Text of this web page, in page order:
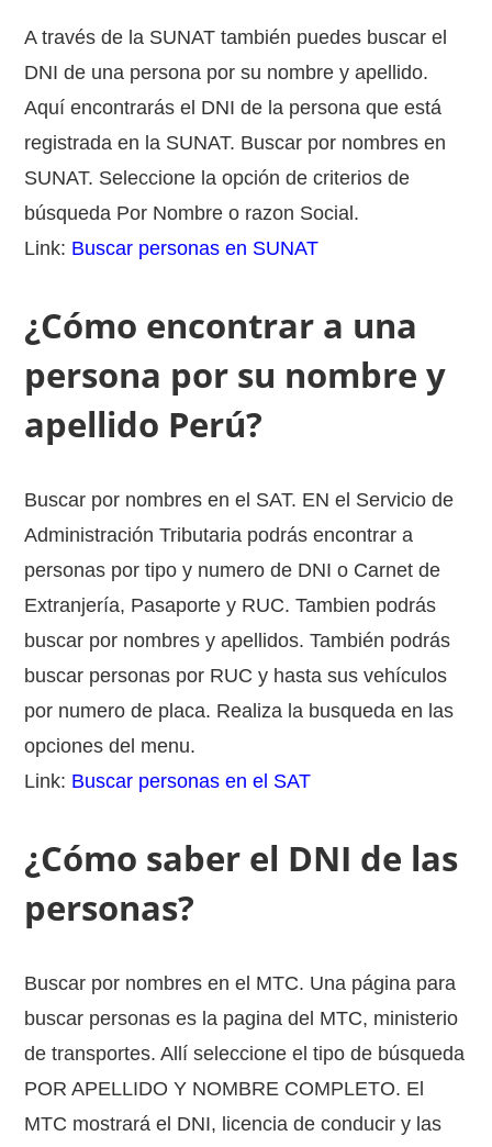
A través de la SUNAT también puedes buscar el
DNI de una persona por su nombre y apellido.
Aquí encontrarás el DNI de la persona que está
registrada en la SUNAT. Buscar por nombres en
SUNAT. Seleccione la opción de criterios de
búsqueda Por Nombre o razon Social.
Link: Buscar personas en SUNAT
¿Cómo encontrar a una
persona por su nombre y
apellido Perú?
Buscar por nombres en el SAT. EN el Servicio de
Administración Tributaria podrás encontrar a
personas por tipo y numero de DNI o Carnet de
Extranjería, Pasaporte y RUC. Tambien podrás
buscar por nombres y apellidos. También podrás
buscar personas por RUC y hasta sus vehículos
por numero de placa. Realiza la busqueda en las
opciones del menu.
Link: Buscar personas en el SAT
¿Cómo saber el DNI de las
personas?
Buscar por nombres en el MTC. Una página para
buscar personas es la pagina del MTC, ministerio
de transportes. Allí seleccione el tipo de búsqueda
POR APELLIDO Y NOMBRE COMPLETO. El
MTC mostrará el DNI, licencia de conducir y las